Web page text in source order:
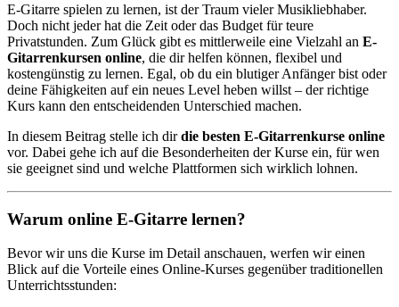
E-Gitarre spielen zu lernen, ist der Traum vieler Musikliebhaber.
Doch nicht jeder hat die Zeit oder das Budget für teure
Privatstunden. Zum Glück gibt es mittlerweile eine Vielzahl an E-
Gitarrenkursen online, die dir helfen können, flexibel und
kostengünstig zu lernen. Egal, ob du ein blutiger Anfänger bist oder
deine Fähigkeiten auf ein neues Level heben willst – der richtige
Kurs kann den entscheidenden Unterschied machen.
In diesem Beitrag stelle ich dirdie besten E-Gitarrenkurse online
vor. Dabei gehe ich auf die Besonderheiten der Kurse ein, für wen
sie geeignet sind und welche Plattformen sich wirklich lohnen.
Warum online E-Gitarre lernen?
Bevor wir uns die Kurse im Detail anschauen, werfen wir einen
Blick auf die Vorteile eines Online-Kurses gegenüber traditionellen
Unterrichtsstunden: